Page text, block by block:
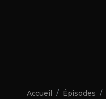
Accueil Épisodes